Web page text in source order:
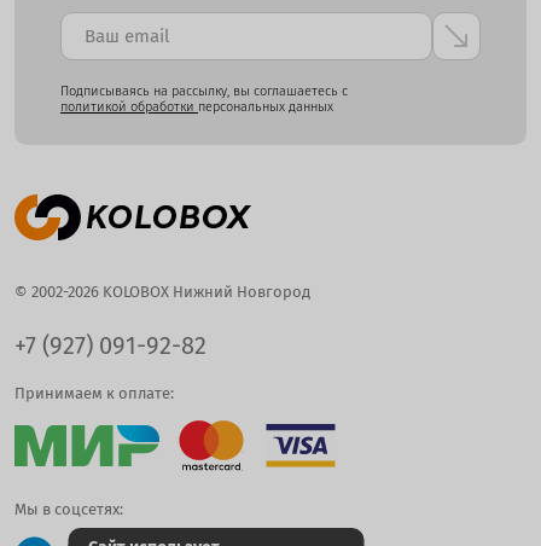
Подписываясь на рассылку, вы соглашаетесь с
политикой обработки персональных данных
© 2002-2026 KOLOBOX Нижний Новгород
+7 (927) 091-92-82
Принимаем к оплате:
Мы в соцсетях: